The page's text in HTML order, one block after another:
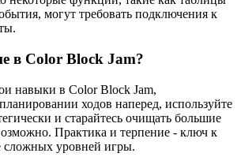
могут требовать подключения к
в Color Block Jam?
навыки в Color Block Jam,
ходов наперед, используйте
и старайтесь очищать большие
Практика и терпение - ключ к
сложных уровней игры.